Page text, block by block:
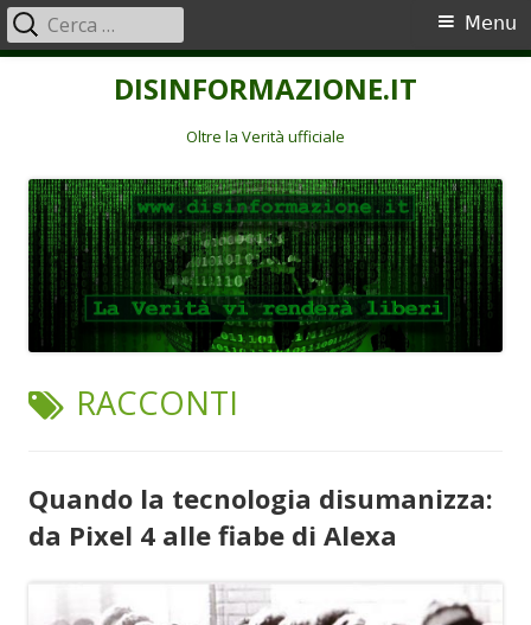
DISINFORMAZIONE.IT
Oltre la Verità ufficiale
Menu
principale
Menu
Ricerca
per:
TAG:
RACCONTI
Quando la tecnologia disumanizza:
da Pixel 4 alle fiabe di Alexa